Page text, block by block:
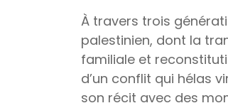
À travers trois
palestinien, dont la
familiale et
d’un conflit qui hélas
son récit avec des